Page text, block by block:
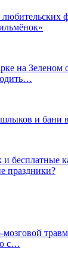
на Зеленом
и бани
бесплатные
праздники?
мозговой
с…